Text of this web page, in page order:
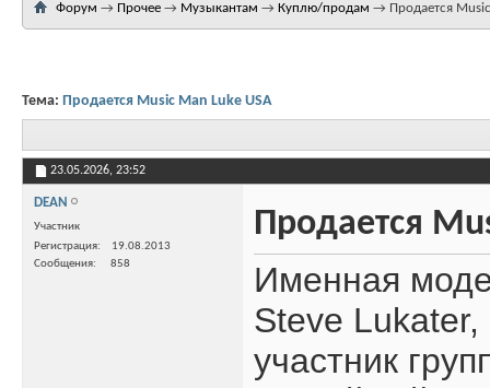
Форум → Прочее → Музыкантам → Куплю/продам → Продается
Тема: Продается Music Man Luke USA
23.05.2026, 23:52
DEAN
Участник
Регистрация
19.08.2013
Сообщения
858
Продается
Именная
Steve Lukater,
участник